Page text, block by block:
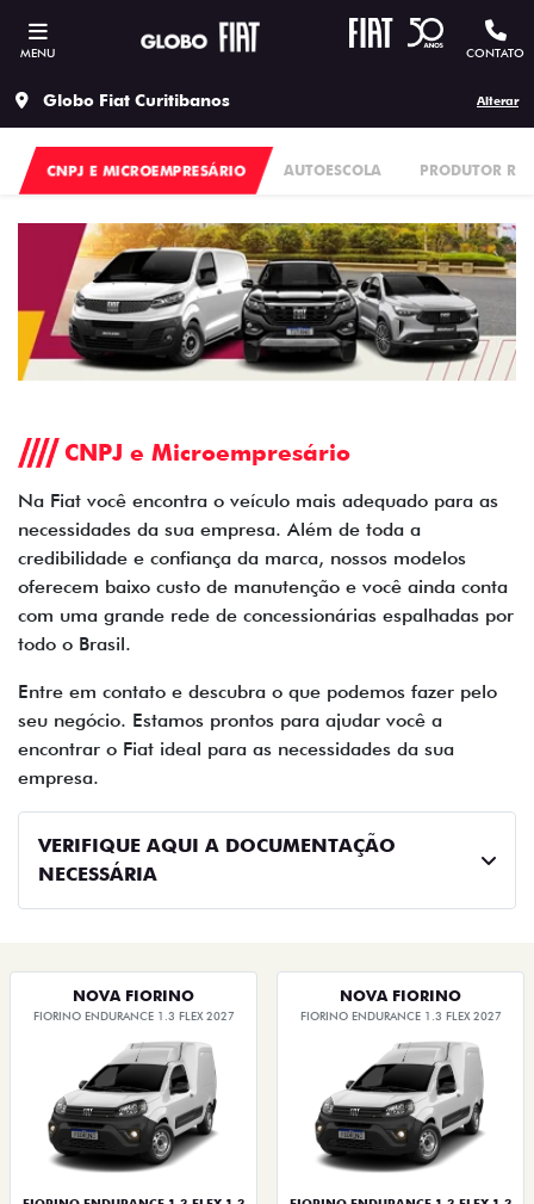
MENU CONTATO
Globo Fiat Curitibanos Alterar
CNPJ E MICROEMPRESÁRIO AUTOESCOLA PRODUTOR
CNPJ e Microempresário
Na Fiat você encontra o veículo mais adequado para as
necessidades da sua empresa. Além de toda a
credibilidade e confiança da marca, nossos modelos
oferecem baixo custo de manutenção e você ainda conta
com uma grande rede de concessionárias espalhadas por
todo o Brasil.
Entre em contato e descubra o que podemos fazer pelo
seu negócio. Estamos prontos para ajudar você a
encontrar o Fiat ideal para as necessidades da sua
empresa.
VERIFIQUE AQUI A DOCUMENTAÇÃO
NECESSÁRIA
NOVA FIORINO
FIORINO ENDURANCE 1.3 FLEX 2027
NOVA FIORINO
FIORINO ENDURANCE 1.3 FLEX 2027